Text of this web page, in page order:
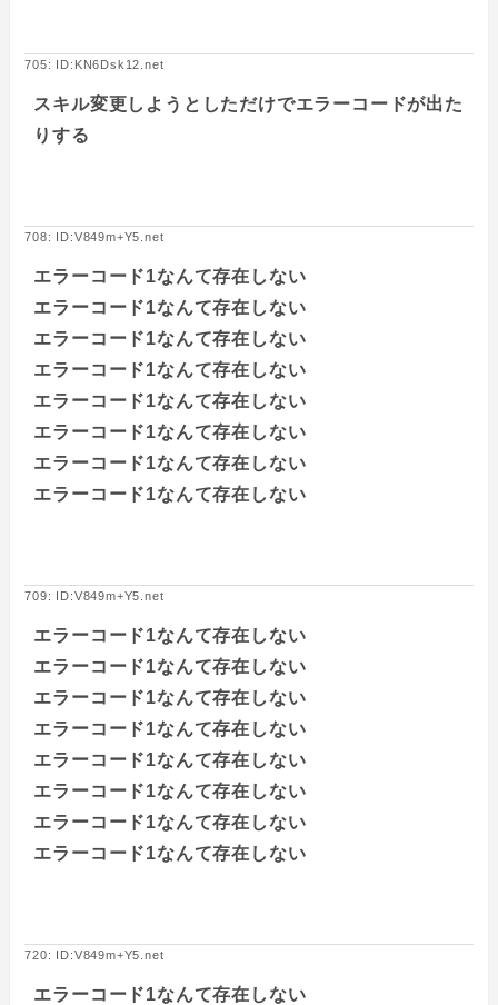
705: ID:KN6Dsk12.net
スキル変更しようとしただけでエラーコードが出た
りする
708: ID:V849m+Y5.net
エラーコード1なんて存在しない
エラーコード1なんて存在しない
エラーコード1なんて存在しない
エラーコード1なんて存在しない
エラーコード1なんて存在しない
エラーコード1なんて存在しない
エラーコード1なんて存在しない
エラーコード1なんて存在しない
709: ID:V849m+Y5.net
エラーコード1なんて存在しない
エラーコード1なんて存在しない
エラーコード1なんて存在しない
エラーコード1なんて存在しない
エラーコード1なんて存在しない
エラーコード1なんて存在しない
エラーコード1なんて存在しない
エラーコード1なんて存在しない
720: ID:V849m+Y5.net
エラーコード1なんて存在しない